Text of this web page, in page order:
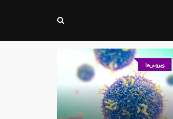
ویروس‌ها